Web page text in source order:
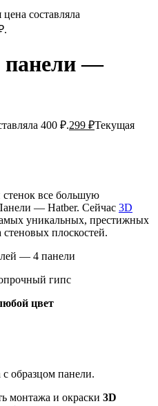
составляла
панели —
400 ₽.299 ₽Текущая
стенок все большую
— Hatber. Сейчас 3D
уникальных, престижных
плоскостей.
— 4 панели
гипс
цвет
образцом панели.
монтажа и окраски 3D